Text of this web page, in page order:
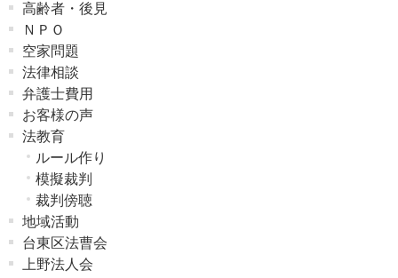
高齢者・後見
ＮＰＯ
空家問題
法律相談
弁護士費用
お客様の声
法教育
ルール作り
模擬裁判
裁判傍聴
地域活動
台東区法曹会
上野法人会